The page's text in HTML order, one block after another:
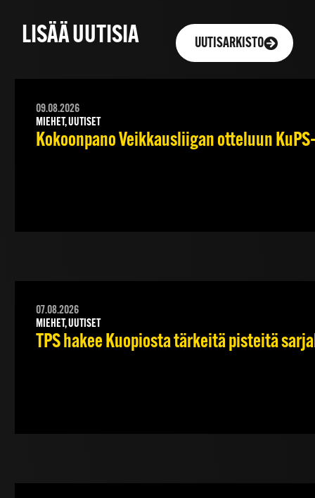
LISÄÄ UUTISIA UUTISARKISTO
09.08.2026
MIEHET, UUTISET
Kokoonpano Veikkausliigan otteluun
07.08.2026
MIEHET, UUTISET
TPS hakee Kuopiosta tärkeitä pisteitä